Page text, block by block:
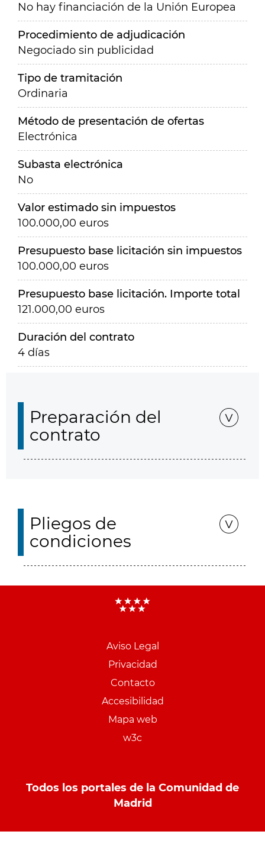
No hay financiación de la Unión Europea
Procedimiento de adjudicación
Negociado sin publicidad
Tipo de tramitación
Ordinaria
Método de presentación de ofertas
Electrónica
Subasta electrónica
No
Valor estimado sin impuestos
100.000,00 euros
Presupuesto base licitación sin impuestos
100.000,00 euros
Presupuesto base licitación. Importe total
121.000,00 euros
Duración del contrato
4 días
Preparación del
contrato
Pliegos de
condiciones
Aviso Legal
Privacidad
Contacto
Accesibilidad
Mapa web
w3c
Todos los portales de la Comunidad de
Madrid